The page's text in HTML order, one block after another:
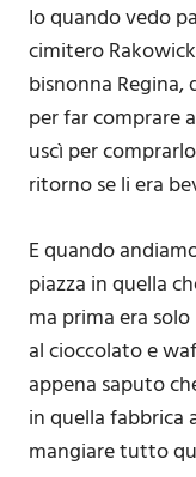
Io quando vedo
cimitero
bisnonna
per far comprare
uscì per
ritorno se li era
E quando
piazza in quella
ma prima era
al cioccolato e
appena saputo
in quella fabbrica
mangiare tutto